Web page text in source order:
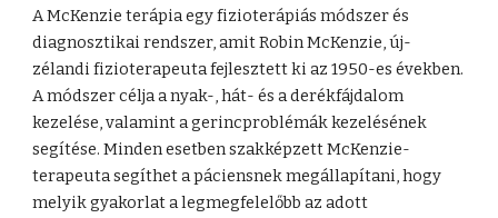
A McKenzie terápia egy fizioterápiás módszer és
diagnosztikai rendszer, amit Robin McKenzie, új-
zélandi fizioterapeuta fejlesztett ki az 1950-es években.
A módszer célja a nyak-, hát- és a derékfájdalom
kezelése, valamint a gerincproblémák kezelésének
segítése. Minden esetben szakképzett McKenzie-
terapeuta segíthet a páciensnek megállapítani, hogy
melyik gyakorlat a legmegfelelőbb az adott